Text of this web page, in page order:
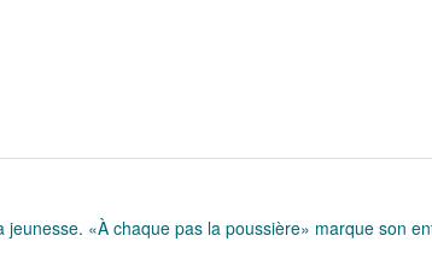
«À chaque pas la poussière» marque son